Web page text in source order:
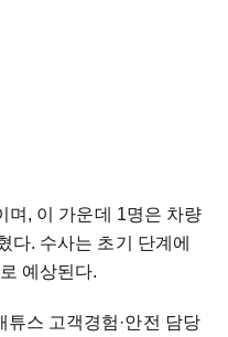
며, 이 가운데 1명은 차량
다. 수사는 초기 단계에
예상된다.
스 고객경험·안전 담당